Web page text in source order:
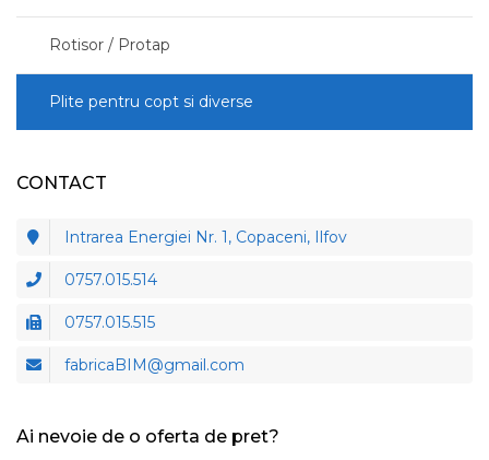
Rotisor / Protap
Plite pentru copt si diverse
CONTACT
Intrarea Energiei Nr. 1, Copaceni, Ilfov
0757.015.514
0757.015.515
fabricaBIM@gmail.com
Ai nevoie de o oferta de pret?